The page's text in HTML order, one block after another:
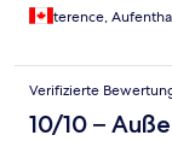
terence,
Verifizierte
10/10 –